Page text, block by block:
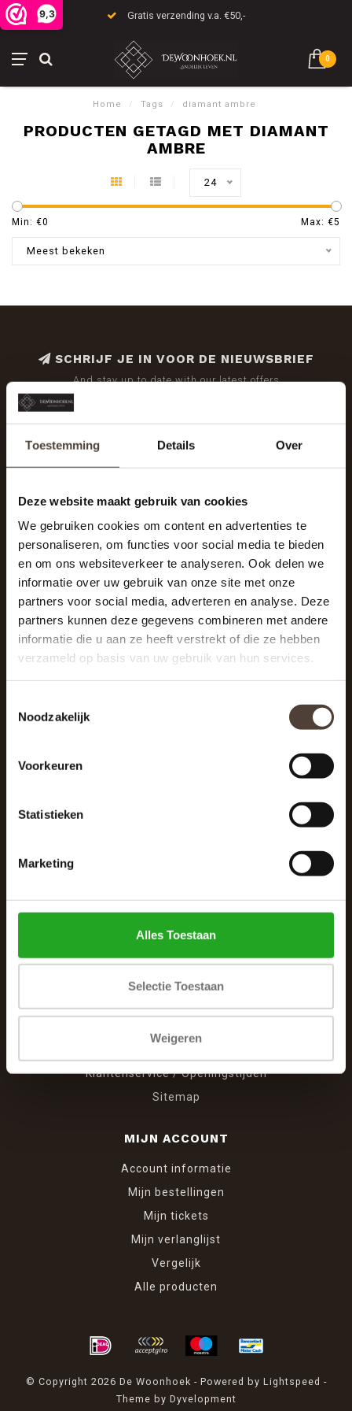
Toestemming Details Over
Deze website maakt gebruik van cookies
We gebruiken cookies om content en advertenties te
personaliseren, om functies voor social media te bieden
en om ons websiteverkeer te analyseren. Ook delen we
informatie over uw gebruik van onze site met onze
partners voor social media, adverteren en analyse. Deze
partners kunnen deze gegevens combineren met andere
informatie die u aan ze heeft verstrekt of die ze hebben
verzameld op basis van uw gebruik van hun services.
Noodzakelijk
Voorkeuren
Statistieken
Marketing
Alles Toestaan
Selectie Toestaan
Weigeren
9,3 Gratis verzending v.a. €50,-
0
Home / Tags / diamant ambre
PRODUCTEN GETAGD MET DIAMANT
AMBRE
24
Min: €0 Max: €5
Meest bekeken
SCHRIJF JE IN VOOR DE NIEUWSBRIEF
And stay up to date with our latest offers
Winkelcentrum Woensel 342
INFORMATIE
Over ons
Algemene voorwaarden
Klachtenpagina
Klantenservice / Openingstijden
Sitemap
MIJN ACCOUNT
Account informatie
Mijn bestellingen
Mijn tickets
Mijn verlanglijst
Vergelijk
Alle producten
© Copyright 2026 De Woonhoek - Powered by Lightspeed -
Theme by Dyvelopment